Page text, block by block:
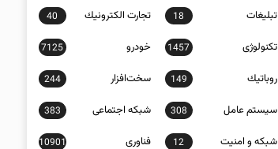
تبلیغات 18 تجارت الكترونيك 40
تکنولوژی 1457 خودرو 7125
روباتيك 149 سخت‌افزار 244
سيستم عامل 308 شبكه اجتماعی 383
شبكه و امنيت 12 فناوری 10901